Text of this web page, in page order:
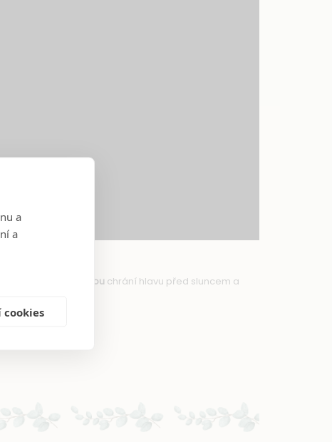
a
a
cookies
Kapuce se šňůrkou chrání hlavu před sluncem a